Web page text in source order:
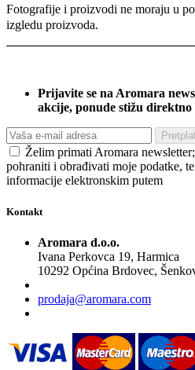
Fotografije i proizvodi ne moraju u
izgledu proizvoda.
Prijavite se na Aromara
akcije, ponude stižu direktno
Želim primati Aromara
pohraniti i obrađivati moje podatke,
informacije elektronskim putem
Kontakt
Aromara d.o.o.
Ivana Perkovca 19, Harmica
10292 Općina Brdovec,
prodaja@aromara.com